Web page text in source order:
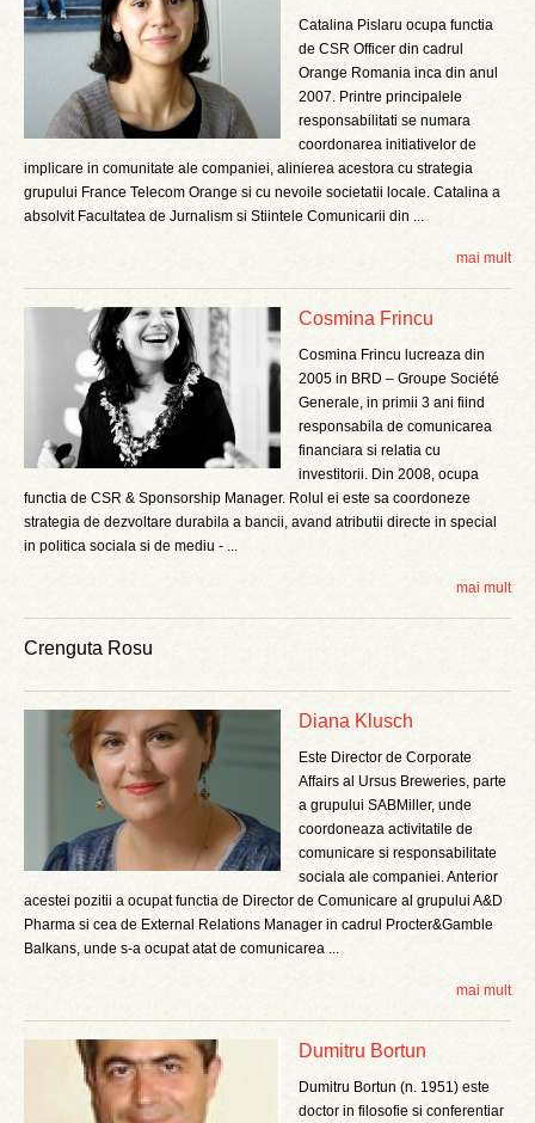
Catalina Pislaru ocupa functia
de CSR Officer din cadrul
Orange Romania inca din anul
2007. Printre principalele
responsabilitati se numara
coordonarea initiativelor de
implicare in comunitate ale companiei, alinierea acestora cu strategia
grupului France Telecom Orange si cu nevoile societatii locale. Catalina a
absolvit Facultatea de Jurnalism si Stiintele Comunicarii din ...
mai mult
Cosmina Frincu
Cosmina Frincu lucreaza din
2005 in BRD – Groupe Société
Generale, in primii 3 ani fiind
responsabila de comunicarea
financiara si relatia cu
investitorii. Din 2008, ocupa
functia de CSR & Sponsorship Manager. Rolul ei este sa coordoneze
strategia de dezvoltare durabila a bancii, avand atributii directe in special
in politica sociala si de mediu - ...
mai mult
Crenguta Rosu
Diana Klusch
Este Director de Corporate
Affairs al Ursus Breweries, parte
a grupului SABMiller, unde
coordoneaza activitatile de
comunicare si responsabilitate
sociala ale companiei. Anterior
acestei pozitii a ocupat functia de Director de Comunicare al grupului A&D
Pharma si cea de External Relations Manager in cadrul Procter&Gamble
Balkans, unde s-a ocupat atat de comunicarea ...
mai mult
Dumitru Bortun
Dumitru Bortun (n. 1951) este
doctor in filosofie si conferentiar